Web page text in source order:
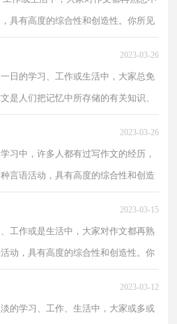
具有高度的综合性和创造性。你所见
2023-03-26
日的学习、工作或生活中，大家总免
是人们把记忆中所存储的有关知识、
2023-03-26
习中，许多人都有过写作文的经历，
言语活动，具有高度的综合性和创造
2023-03-15
工作或是生活中，大家对作文都再熟
动，具有高度的综合性和创造性。你
2023-03-12
的学习、工作、生活中，大家或多或